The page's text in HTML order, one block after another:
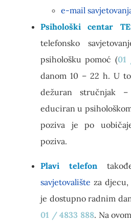
e-mail
Psihološki centar
telefonsko
psihološku pomoć (01
danom 10 – 22 h. U
dežuran stručnjak
educiran u
poziva je po
poziva.
Plavi telefon
savjetovalište za
je dostupno radnim
01 / 4833 888. Na